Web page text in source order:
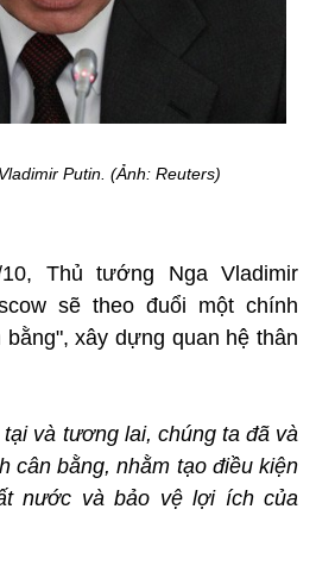
Putin. (Ảnh: Reuters)
Thủ tướng Nga Vladimir
sẽ theo đuổi một chính
xây dựng quan hệ thân
và tương lai, chúng ta đã và
cân bằng, nhằm tạo điều kiện
nước và bảo vệ lợi ích của